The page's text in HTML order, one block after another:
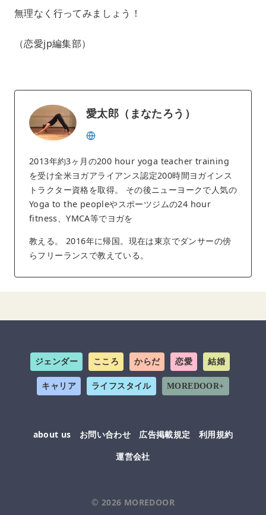
無理なく行ってみましょう！
（恋愛jp編集部）
愛太郎（まなたろう）
2013年約3ヶ月の200 hour yoga teacher training
を受け全米ヨガアライアンス認定200時間ヨガインス
トラクター資格を取得。 その後ニューヨークで人気の
Yoga to the peopleやスポーツジムの24 hour
fitness、YMCA等でヨガを
教える。 2016年に帰国。現在は東京でダンサーの傍
らフリーランスで教えている。
ジェンダー こころ からだ 恋愛 結婚
キャリア ライフスタイル MOREDOOR+
about us お問い合わせ 広告掲載規定
利用規約
運営会社
© 2026 MOREDOOR